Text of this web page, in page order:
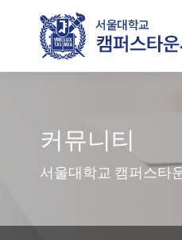
커뮤니티
서울대학교 캠퍼스타